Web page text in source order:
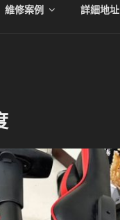
維修案例 詳細地址